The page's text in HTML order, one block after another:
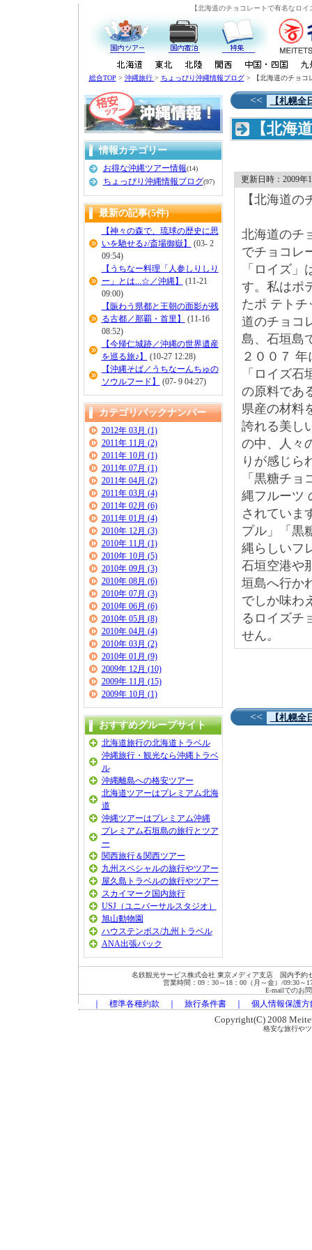
【北海道のチョコレートで有名なロ
総合TOP > 沖縄旅行 > ちょっぴり沖縄情報ブログ> 【北海道のチョコ
情報カテゴリー
お得な沖縄ツアー情報(14)
ちょっぴり沖縄情報ブログ(97)
最新の記事(5件)
【神々の森で、琉球の歴史に思
いを馳せる♪/斎場御嶽】
(03- 2
09:54)
【うちなー料理「人参しりしり
ー」とは...☆／沖縄】
(11-21
09:00)
【賑わう県都と王朝の面影が残
る古都／那覇・首里】
(11-16
08:52)
【今帰仁城跡／沖縄の世界遺産
を巡る旅♪】
(10-27 12:28)
【沖縄そば／うちなーんちゅの
ソウルフード】
(07- 9 04:27)
カテゴリバックナンバー
2012年 03月 (1)
2011年 11月 (2)
2011年 10月 (1)
2011年 07月 (1)
2011年 04月 (2)
2011年 03月 (4)
2011年 02月 (6)
2011年 01月 (4)
2010年 12月 (3)
2010年 11月 (1)
2010年 10月 (5)
2010年 09月 (3)
2010年 08月 (6)
2010年 07月 (3)
2010年 06月 (6)
2010年 05月 (8)
2010年 04月 (4)
2010年 03月 (2)
2010年 01月 (9)
2009年 12月 (10)
2009年 11月 (15)
2009年 10月 (1)
おすすめグループサイト
北海道旅行の北海道トラベル
沖縄旅行・観光なら沖縄トラベ
ル
沖縄離島への格安ツアー
北海道ツアーはプレミアム北海
道
沖縄ツアーはプレミアム沖縄
プレミアム石垣島の旅行とツア
ー
関西旅行＆関西ツアー
九州スペシャルの旅行やツアー
屋久島トラベルの旅行やツアー
スカイマーク国内旅行
USJ（ユニバーサルスタジオ）
旭山動物園
ハウステンボス/九州トラベル
ANA出張パック
<< 【札幌
【北海
更新日時：2009年
【北海道
北海道のチ
でチョコレ
「ロイズ
す。私はポ
たポ テト
道のチョコ
島、石垣島
２００７
「ロイズ
の原料であ
県産の材料
誇れる美し
の中、人々
りが感じら
「黒糖チ
縄フルーツ
されていま
プル」「黒
縄らしいフ
石垣空港や
垣島へ行か
でしか味わ
るロイズチ
せん。
<< 【札幌
名鉄観光サービス株式会社 東京メディア支店 国内予約
営業時間：09：30～18：00（月～金）/09:30～
E-mailでのお
標準各種約款 旅行条件書｜ 個人情報保護方
Copyright(C) 2008
格安な旅行や